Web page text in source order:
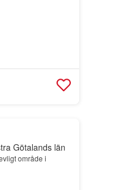
Götalands län
område i